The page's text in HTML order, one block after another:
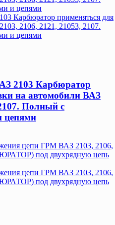
2103 Карбюратор
на автомобили ВАЗ
Полный с
цепями